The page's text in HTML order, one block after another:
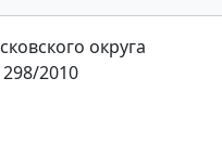
округа
2010